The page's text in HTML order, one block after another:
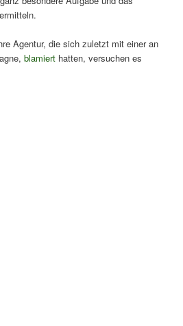
Agentur, die sich zuletzt mit einer an
blamiert hatten, versuchen es